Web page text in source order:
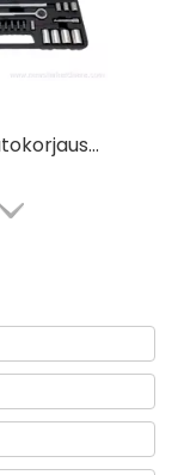
52 kpl Autokorjauskäsityökalusarjan pistokesarja autonvalmistajalle